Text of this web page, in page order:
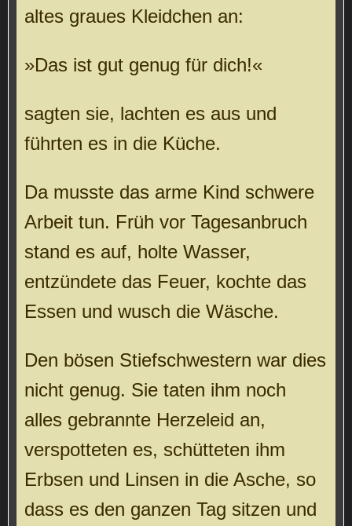
altes graues Kleidchen an:
»Das ist gut genug für dich!«
sagten sie, lachten es aus und
führten es in die Küche.
Da musste das arme Kind schwere
Arbeit tun. Früh vor Tagesanbruch
stand es auf, holte Wasser,
entzündete das Feuer, kochte das
Essen und wusch die Wäsche.
Den bösen Stiefschwestern war dies
nicht genug. Sie taten ihm noch
alles gebrannte Herzeleid an,
verspotteten es, schütteten ihm
Erbsen und Linsen in die Asche, so
dass es den ganzen Tag sitzen und